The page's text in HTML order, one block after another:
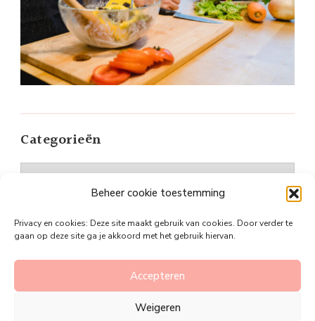
Beheer cookie toestemming
Privacy en cookies: Deze site maakt gebruik van cookies. Door verder te
gaan op deze site ga je akkoord met het gebruik hiervan.
Accepteren
Weigeren
Categorieën
Categorieën
Vandana Lite | Ontwikkeld door
Blossom Themes. Mogelijk gemaakt doorWordPress.
Privacy policy